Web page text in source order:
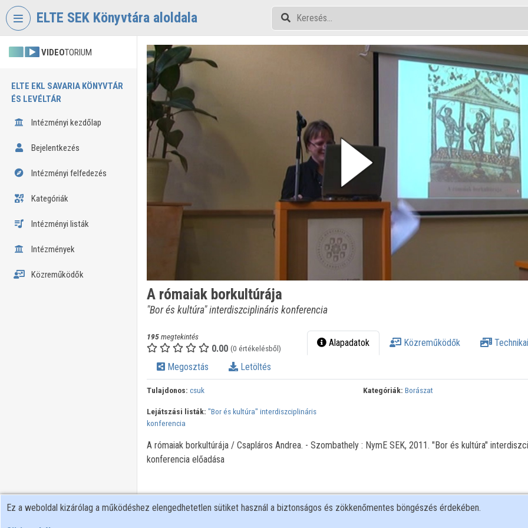
Fejléc kihagyása
ELTE SEK Könyvtára aloldala
VIDEOTORIUM
ELTE EKL SAVARIA KÖNYVTÁR
ÉS LEVÉLTÁR
Intézményi kezdőlap
Bejelentkezés
Intézményi felfedezés
Kategóriák
Intézményi listák
Intézmények
Közreműködők
A rómaiak borkultúrája
"Bor és kultúra" interdiszciplináris konferencia
195megtekintés
0.00 (0 értékelésből) Alapadatok Közreműködők
Megosztás Letöltés
Tulajdonos: csuk Kategóriák: Borászat
Lejátszási listák: "Bor és kultúra" interdiszciplináris
konferencia
A rómaiak borkultúrája / Csapláros Andrea. - Szombathely : NymE SEK, 2011. "Bor és kultúra"
konferencia előadása
Ez a weboldal kizárólag a működéshez elengedhetetlen sütiket használ a biztonságos és zökkenőmentes böngészés érdekében.